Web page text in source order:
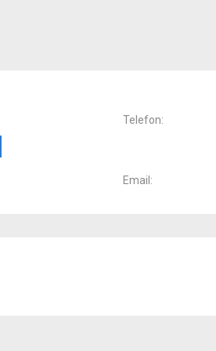
Telefon
Email